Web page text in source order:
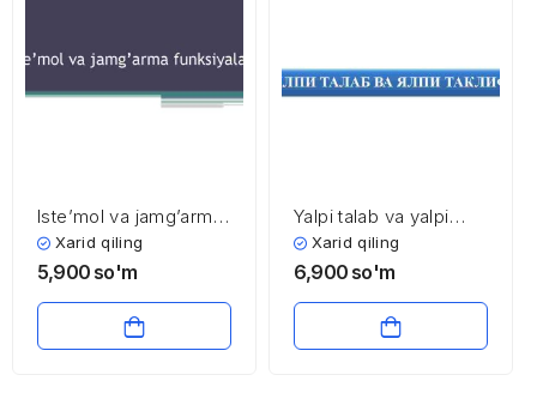
Iste’mol va jamg’arma
funksiyalari
Xarid qiling
5,900 so'm
Yalpi talab va yalpi
taklifXarid qiling
6,900 so'm